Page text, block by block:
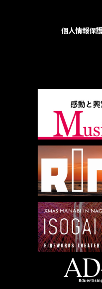
個人情報保